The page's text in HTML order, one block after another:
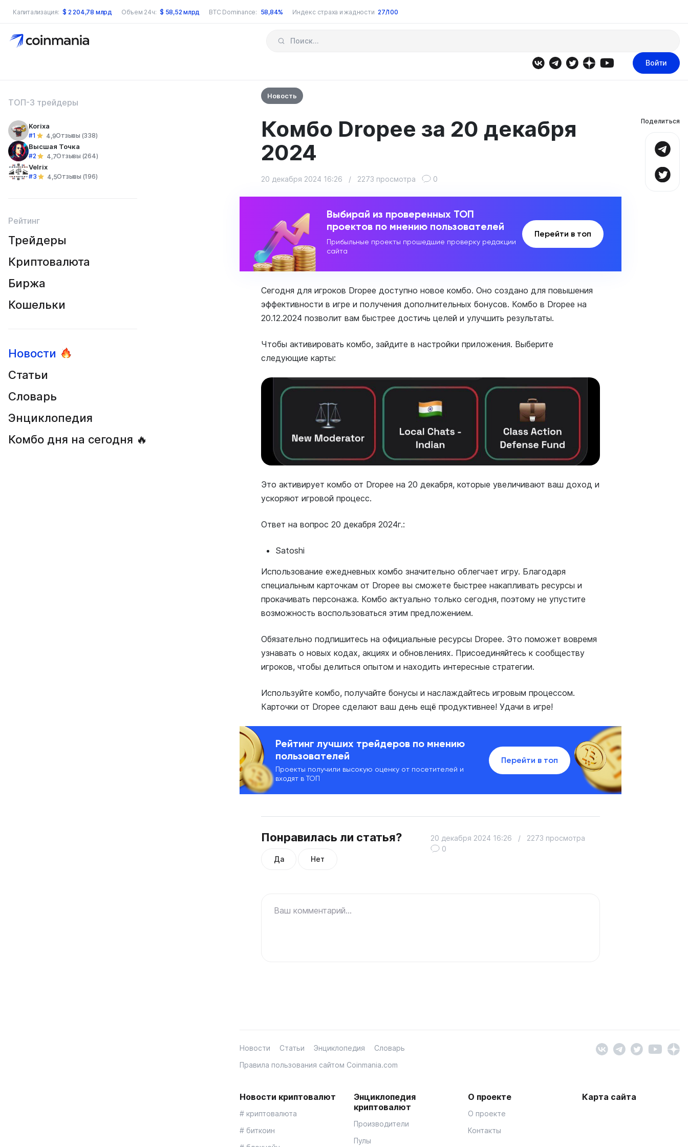
Капитализация: $ 2 204,78 млрд Объем 24ч: $ 58,52 млрд BTC Dominance: 58,84% Индекс страха и жадности 27/100
по сайту
Войти
ТОП-3 трейдеры
Korixa
#1 4,9Отзывы (338)
Высшая Точка
#2 4,7Отзывы (264)
Velrix
#3 4,5Отзывы (196)
Рейтинг
Трейдеры
Криптовалюта
Биржа
Кошельки
Новости
Статьи
Словарь
Энциклопедия
Комбо дня на сегодня 🔥
Новость
Комбо Dropee за 20 декабря
2024
20 декабря 2024 16:26 / 2273 просмотра 0
Выбирай из проверенных ТОП
проектов по мнению пользователей
Прибыльные проекты прошедшие проверку редакции
сайта
Перейти в топ
Сегодня для игроков Dropee доступно новое комбо. Оно создано для повышения
эффективности в игре и получения дополнительных бонусов. Комбо в Dropee на
20.12.2024 позволит вам быстрее достичь целей и улучшить результаты.
Чтобы активировать комбо, зайдите в настройки приложения. Выберите
следующие карты:
Это активирует комбо от Dropee на 20 декабря, которые увеличивают ваш доход и
ускоряют игровой процесс.
Ответ на вопрос 20 декабря 2024г.:
Satoshi
Использование ежедневных комбо значительно облегчает игру. Благодаря
специальным карточкам от Dropee вы сможете быстрее накапливать ресурсы и
прокачивать персонажа. Комбо актуально только сегодня, поэтому не упустите
возможность воспользоваться этим предложением.
Обязательно подпишитесь на официальные ресурсы Dropee. Это поможет вовремя
узнавать о новых кодах, акциях и обновлениях. Присоединяйтесь к сообществу
игроков, чтобы делиться опытом и находить интересные стратегии.
Используйте комбо, получайте бонусы и наслаждайтесь игровым процессом.
Карточки от Dropee сделают ваш день ещё продуктивнее! Удачи в игре!
Рейтинг лучших трейдеров по мнению
пользователей
Проекты получили высокую оценку от посетителей и
входят в ТОП
Перейти в топ
Понравилась ли статья?
Да Нет
20 декабря 2024 16:26 /
2273 просмотра
0
Ваш комментарий...
Поделиться
Новости Статьи Энциклопедия
Словарь
Правила пользования сайтом Coinmania.com
Новости криптовалют
# криптовалюта
# биткоин
Энциклопедия
криптовалют
Производители
Пулы
О проекте
О проекте
Контакты
Карта сайта